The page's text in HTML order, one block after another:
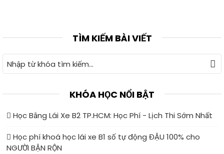
TÌM KIẾM BÀI VIẾT
KHÓA HỌC NỔI BẬT
Học Bằng Lái Xe B2 TP.HCM: Học Phí - Lịch Thi Sớm Nhất
Học phí khoá học lái xe B1 số tự động ĐẬU 100% cho
NGƯỜI BẬN RỘN